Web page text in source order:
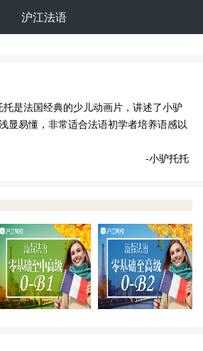
沪江法语
托是法国经典的少儿动画片，讲述了小驴
显易懂，非常适合法语初学者培养语感以
-小驴托托
起点简明法语全程 沪江法语0-B1 沪